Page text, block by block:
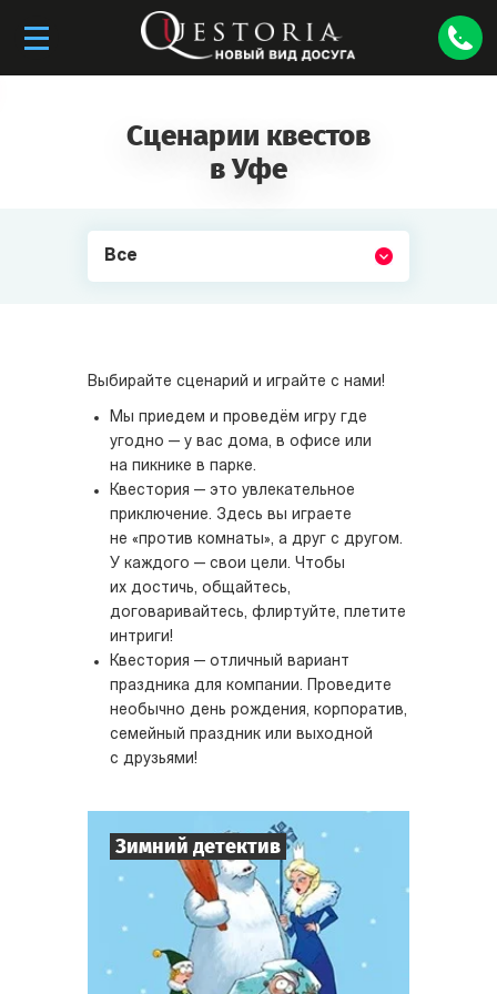
Сценарии квестов
в Уфе
Все
Выбирайте сценарий и играйте с нами!
Мы приедем и проведём игру где
угодно — у вас дома, в офисе или
на пикнике в парке.
Квестория — это увлекательное
приключение. Здесь вы играете
не «против комнаты», а друг с другом.
У каждого — свои цели. Чтобы
их достичь, общайтесь,
договаривайтесь, флиртуйте, плетите
интриги!
Квестория — отличный вариант
праздника для компании. Проведите
необычно день рождения, корпоратив,
семейный праздник или выходной
с друзьями!
Зимний детектив
Игроков 10
Время игры 1-2 ч.